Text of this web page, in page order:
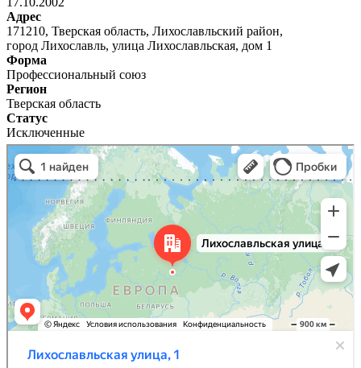
Адрес
171210, Тверская область, Лихославльский район,
город Лихославль, улица Лихославльская, дом 1
Форма
Профессиональный союз
Регион
Тверская область
Статус
Исключенные